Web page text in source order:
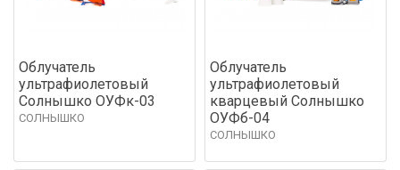
Облучатель
ультрафиолетовый
Солнышко ОУФк-03
СОЛНЫШКО
Облучатель
ультрафиолетовый
кварцевый Солнышко
ОУФб-04
СОЛНЫШКО